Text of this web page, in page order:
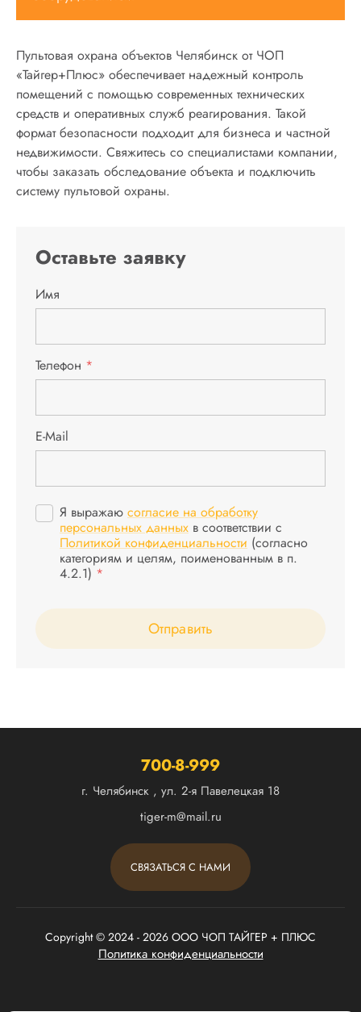
Пультовая охрана объектов Челябинск от ЧОП
«Тайгер+Плюс» обеспечивает надежный контроль
помещений с помощью современных технических
средств и оперативных служб реагирования. Такой
формат безопасности подходит для бизнеса и частной
недвижимости. Свяжитесь со специалистами компании,
чтобы заказать обследование объекта и подключить
систему пультовой охраны.
Оставьте заявку
Имя
Телефон *
E-Mail
Я выражаю согласие на обработку
персональных данных в соответствии с
Политикой конфиденциальности (согласно
категориям и целям, поименованным в п.
4.2.1) *
Отправить
700-8-999
г. Челябинск , ул. 2-я Павелецкая 18
tiger-m@mail.ru
СВЯЗАТЬСЯ С НАМИ
Copyright © 2024 - 2026 ООО ЧОП ТАЙГЕР + ПЛЮС
Политика конфиденциальности